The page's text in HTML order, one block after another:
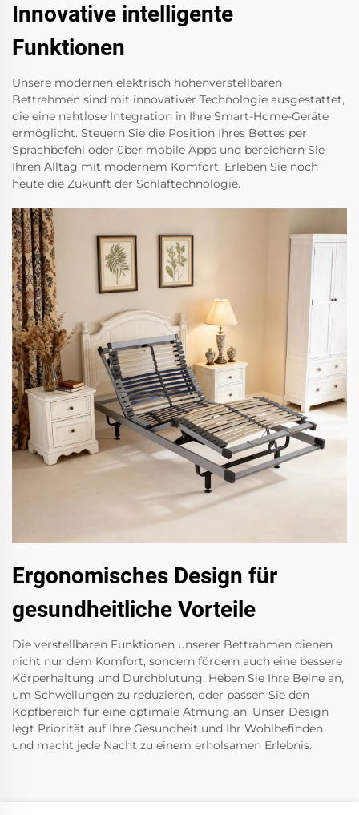
Innovative intelligente
Funktionen
Unsere modernen elektrisch höhenverstellbaren
Bettrahmen sind mit innovativer Technologie ausgestattet,
die eine nahtlose Integration in Ihre Smart-Home-Geräte
ermöglicht. Steuern Sie die Position Ihres Bettes per
Sprachbefehl oder über mobile Apps und bereichern Sie
Ihren Alltag mit modernem Komfort. Erleben Sie noch
heute die Zukunft der Schlaftechnologie.
Ergonomisches Design für
gesundheitliche Vorteile
Die verstellbaren Funktionen unserer Bettrahmen dienen
nicht nur dem Komfort, sondern fördern auch eine bessere
Körperhaltung und Durchblutung. Heben Sie Ihre Beine an,
um Schwellungen zu reduzieren, oder passen Sie den
Kopfbereich für eine optimale Atmung an. Unser Design
legt Priorität auf Ihre Gesundheit und Ihr Wohlbefinden
und macht jede Nacht zu einem erholsamen Erlebnis.